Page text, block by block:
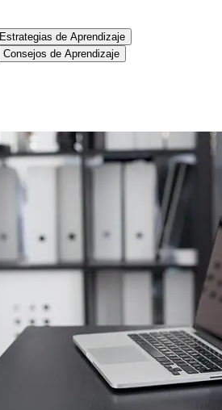
Estrategias de Aprendizaje
Consejos de Aprendizaje